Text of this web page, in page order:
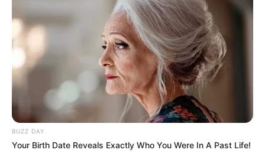
BUZZ DAY
Your Birth Date Reveals Exactly Who You Were In A Past Life!